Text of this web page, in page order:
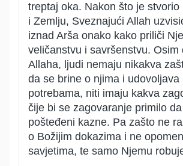
treptaj oka. Nakon što je stvorio
i Zemlju, Sveznajući Allah
iznad Arša onako kako priliči
veličanstvu i savršenstvu. Osim
Allaha, ljudi nemaju nikakva
da se brine o njima i udovoljava
potrebama, niti imaju kakva
čije bi se zagovaranje primilo
pošteđeni kazne. Pa zašto ne
o Božijim dokazima i ne
savjetima, te samo Njemu